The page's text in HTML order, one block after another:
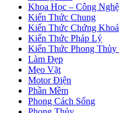
Khoa Học – Công Nghệ
Kiến Thức Chung
Kiến Thức Chứng
Kiến Thức Pháp Lý
Kiến Thức Phong Thủy
Làm Đẹp
Mẹo Vặt
Motor Điện
Phần Mềm
Phong Cách Sống